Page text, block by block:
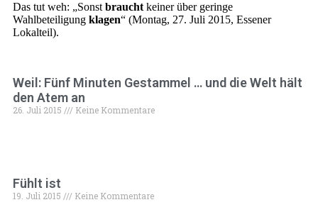
Das tut weh: „Sonst braucht keiner über geringe
Wahlbeteiligung klagen“ (Montag, 27. Juli 2015, Essener
Lokalteil).
Weil: Fünf Minuten Gestammel … und die Welt hält
den Atem an
26. Juli 2015 Keine Kommentare
Fühlt ist
19. Juli 2015 Keine Kommentare